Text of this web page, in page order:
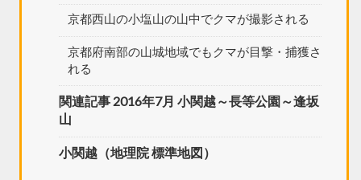
京都西山の小塩山の山中でクマが撮影される
京都府南部の山城地域でもクマが目撃・捕獲さ
れる
関連記事 2016年7月 小関越～長等公園～逢坂
山
小関越（地理院 標準地図）